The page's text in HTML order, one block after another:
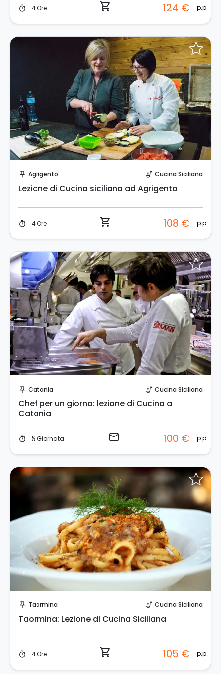
timer 4 Ore shopping_cart 124 € p.p.
push_pin Agrigento soup_kitchen Cucina Siciliana
Lezione di Cucina siciliana ad Agrigento
timer 4 Ore shopping_cart 108 € p.p.
push_pin Catania soup_kitchen Cucina Siciliana
Chef per un giorno: lezione di Cucina a
Catania
timer ½ Giornata email 100 € p.p.
push_pin Taormina soup_kitchen Cucina Siciliana
Taormina: Lezione di Cucina Siciliana
timer 4 Ore shopping_cart 105 € p.p.